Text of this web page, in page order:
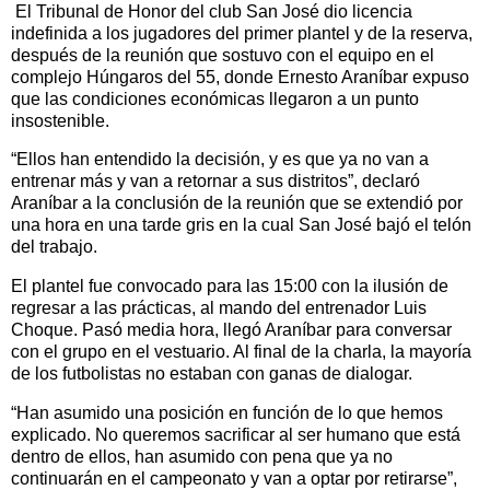
El Tribunal de Honor del club San José dio licencia
indefinida a los jugadores del primer plantel y de la reserva,
después de la reunión que sostuvo con el equipo en el
complejo Húngaros del 55, donde Ernesto Araníbar expuso
que las condiciones económicas llegaron a un punto
insostenible.
“Ellos han entendido la decisión, y es que ya no van a
entrenar más y van a retornar a sus distritos”, declaró
Araníbar a la conclusión de la reunión que se extendió por
una hora en una tarde gris en la cual San José bajó el telón
del trabajo.
El plantel fue convocado para las 15:00 con la ilusión de
regresar a las prácticas, al mando del entrenador Luis
Choque. Pasó media hora, llegó Araníbar para conversar
con el grupo en el vestuario. Al final de la charla, la mayoría
de los futbolistas no estaban con ganas de dialogar.
“Han asumido una posición en función de lo que hemos
explicado. No queremos sacrificar al ser humano que está
dentro de ellos, han asumido con pena que ya no
continuarán en el campeonato y van a optar por retirarse”,